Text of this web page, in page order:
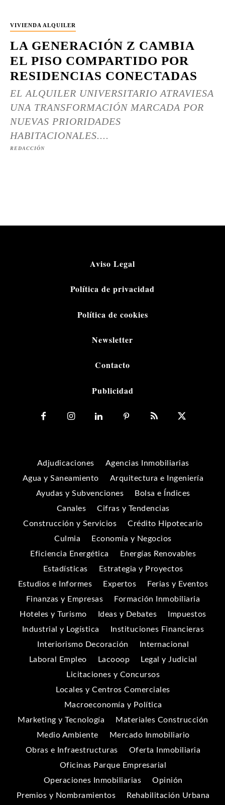
VIVIENDA ALQUILER
LA GENERACIÓN Z CAMBIA
EL PISO COMPARTIDO POR
RESIDENCIAS CONECTADAS
EL ALQUILER UNIVERSITARIO ATRAVIESA
UNA TRANSFORMACIÓN MARCADA POR
NUEVAS PRIORIDADES
HABITACIONALES....
REDACCIÓN
Aviso Legal
Política de privacidad
Política de cookies
Newsletter
Contacto
Publicidad
Adjudicaciones
Agencias Inmobiliarias
Agua y Saneamiento
Arquitectura e Ingeniería
Ayudas y Subvenciones
Bolsa e Índices
Canales
Cifras y Tendencias
Construcción y Servicios
Crédito Hipotecario
Culmia
Economía y Negocios
Eficiencia Energética
Energías Renovables
Estadísticas
Estrategia y Proyectos
Estudios e Informes
Expertos
Ferias y Eventos
Finanzas y Empresas
Formación Inmobiliaria
Hoteles y Turismo
Ideas y Debates
Impuestos
Industrial y Logística
Instituciones Financieras
Interiorismo Decoración
Internacional
Laboral Empleo
Lacooop
Legal y Judicial
Licitaciones y Concursos
Locales y Centros Comerciales
Macroeconomía y Política
Marketing y Tecnología
Materiales Construcción
Medio Ambiente
Mercado Inmobiliario
Obras e Infraestructuras
Oferta Inmobiliaria
Oficinas Parque Empresarial
Operaciones Inmobiliarias
Opinión
Premios y Nombramientos
Rehabilitación Urbana